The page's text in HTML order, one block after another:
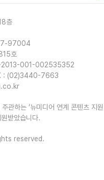
층
97004
호
2013-001-002535352
: (02)3440-7663
관하는 ‘뉴미디어 연계 콘텐츠 지
받았습니다.
reserved.